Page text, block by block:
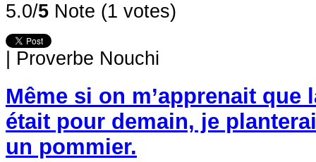
5.0/5 Note (1 votes)
Proverbe Nouchi
Même si on m’apprenait que
était pour demain, je
un pommier.